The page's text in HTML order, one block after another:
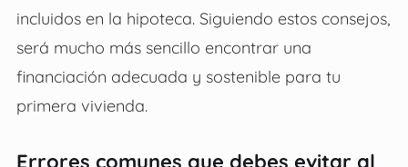
incluidos en la hipoteca. Siguiendo estos consejos,
será mucho más sencillo encontrar una
financiación adecuada y sostenible para tu
primera vivienda.
Errores comunes que debes evitar al